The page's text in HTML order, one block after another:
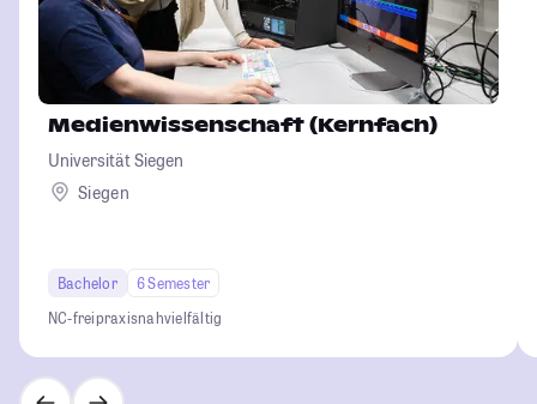
Medienwissenschaft (Kernfach)
Universität Siegen
Siegen
Bachelor
6 Semester
NC-freipraxisnahvielfältig